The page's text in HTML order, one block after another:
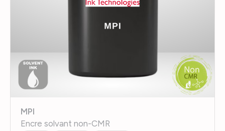
MPI
Encre solvant non-CMR